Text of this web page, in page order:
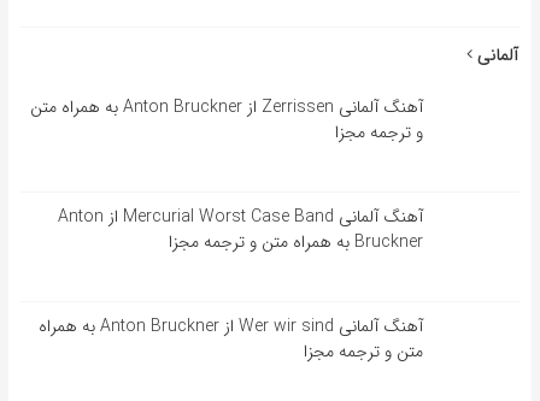
آلمانی
آهنگ آلمانی Zerrissen از Anton Bruckner به همراه متن
و ترجمه مجزا
آهنگ آلمانی Mercurial Worst Case Band از Anton
Bruckner به همراه متن و ترجمه مجزا
آهنگ آلمانی Wer wir sind از Anton Bruckner به همراه
متن و ترجمه مجزا